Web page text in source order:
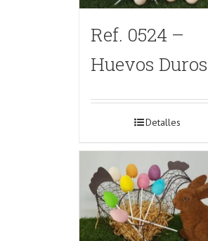
Ref. 0524 –
Huevos Duros
Detalles